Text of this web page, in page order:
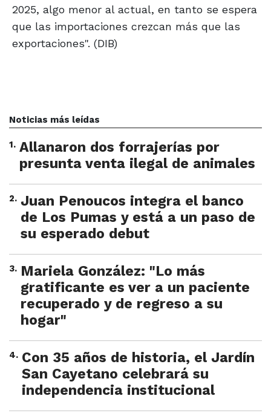
2025, algo menor al actual, en tanto se espera
que las importaciones crezcan más que las
exportaciones". (DIB)
Noticias más leídas
1. Allanaron dos forrajerías por
presunta venta ilegal de animales
2. Juan Penoucos integra el banco
de Los Pumas y está a un paso de
su esperado debut
3. Mariela González: "Lo más
gratificante es ver a un paciente
recuperado y de regreso a su
hogar"
4. Con 35 años de historia, el Jardín
San Cayetano celebrará su
independencia institucional